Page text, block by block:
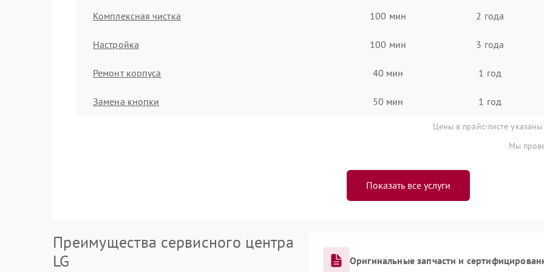
Комплексная чистка 100 мин 2 года
Настройка 100 мин 3 года
Ремонт корпуса 40 мин 1 год
Замена кнопки 50 мин 1 год
Цены в прайс-листе
Мы
Показать все услуги
Преимущества сервисного центра
LG
Оригинальные запчасти и